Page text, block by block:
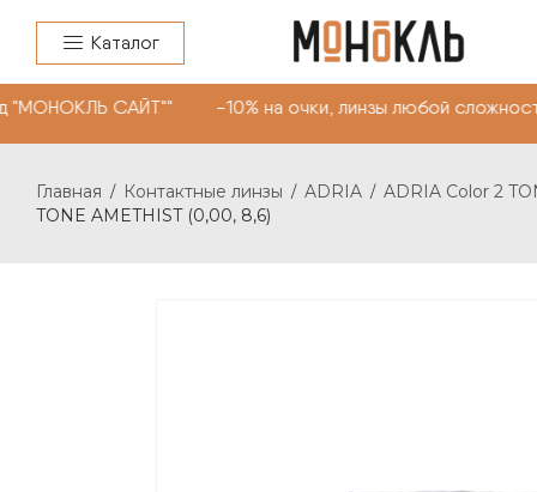
Каталог
САЙТ"" -10% на очки, линзы любой
Главная / Контактные линзы / ADRIA / ADRIA Color 2
TONE AMETHIST (0,00, 8,6)